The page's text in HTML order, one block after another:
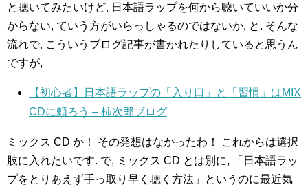
と聴いてみたいけど, 日本語ラップを何から聴いていいか分
からない, ていう方がいらっしゃるのではないか, と. そんな
流れで, こういうブログ記事が書かれたりしていると思うん
ですが,
【初心者】日本語ラップの「入り口」と「習慣」はMIX
CDに頼ろう – 柿次郎ブログ
ミックス CD か！ その発想はなかったわ！ これからは選択
肢に入れたいです. で, ミックス CD とは別に, 「日本語ラッ
プをとりあえず手っ取り早く聴く方法」というのに最近気